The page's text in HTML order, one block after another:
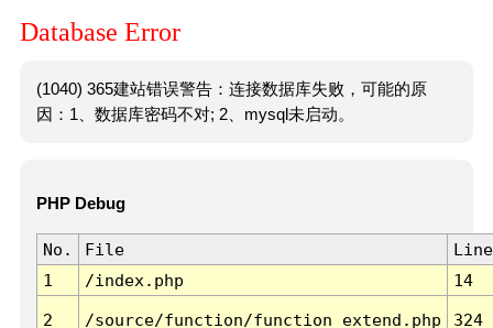
Database Error
(1040) 365建站错误警告：连接数据库失败，可能的原
因：1、数据库密码不对; 2、mysql未启动。
PHP Debug
No. File
Line
1
/index.php 14
2 /source/function/function_extend.php 324